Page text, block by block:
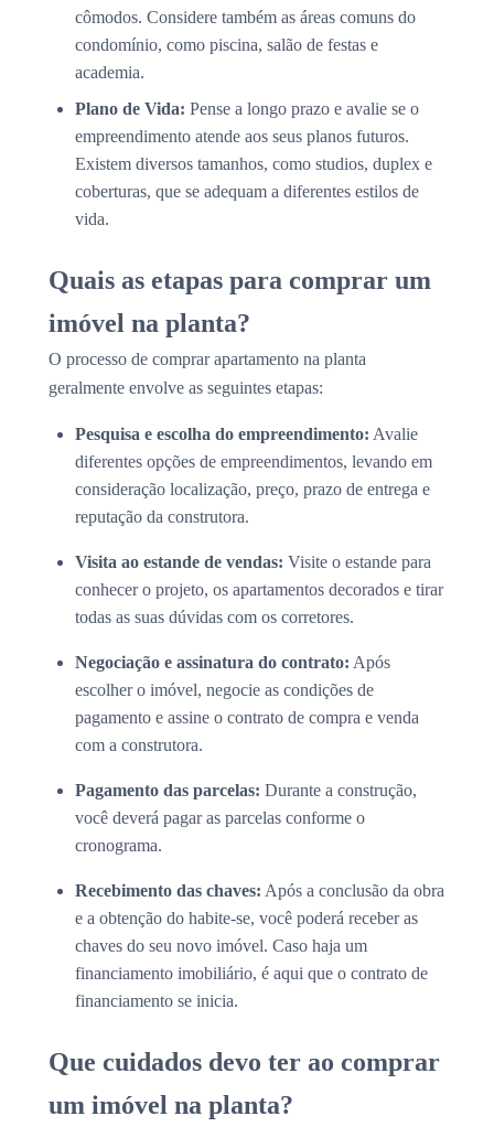
cômodos. Considere também as áreas comuns do
condomínio, como piscina, salão de festas e
academia.
Plano de Vida: Pense a longo prazo e avalie se o
empreendimento atende aos seus planos futuros.
Existem diversos tamanhos, como studios, duplex e
coberturas, que se adequam a diferentes estilos de
vida.
Quais as etapas para comprar um
imóvel na planta?
O processo de comprar apartamento na planta
geralmente envolve as seguintes etapas:
Pesquisa e escolha do empreendimento: Avalie
diferentes opções de empreendimentos, levando em
consideração localização, preço, prazo de entrega e
reputação da construtora.
Visita ao estande de vendas: Visite o estande para
conhecer o projeto, os apartamentos decorados e tirar
todas as suas dúvidas com os corretores.
Negociação e assinatura do contrato: Após
escolher o imóvel, negocie as condições de
pagamento e assine o contrato de compra e venda
com a construtora.
Pagamento das parcelas: Durante a construção,
você deverá pagar as parcelas conforme o
cronograma.
Recebimento das chaves: Após a conclusão da obra
e a obtenção do habite-se, você poderá receber as
chaves do seu novo imóvel. Caso haja um
financiamento imobiliário, é aqui que o contrato de
financiamento se inicia.
Que cuidados devo ter ao comprar
um imóvel na planta?